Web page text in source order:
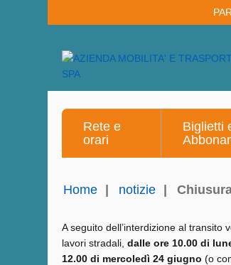
Rete e
orari
Biglietti
Home notizie
A seguito dell’interdizione al transito
lavori stradali, dalle ore 10.00 di
12.00 di mercoledì 24 giugno (o